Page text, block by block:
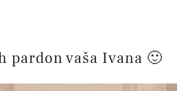
pardon vaša Ivana 🙂